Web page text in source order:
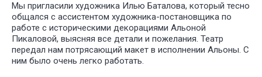
Мы пригласили художника Илью Баталова, который тесно
общался с ассистентом художника-постановщика по
работе с историческими декорациями Альоной
Пикаловой, выясняя все детали и пожелания. Театр
передал нам потрясающий макет в исполнении Альоны. С
ним было очень легко работать.